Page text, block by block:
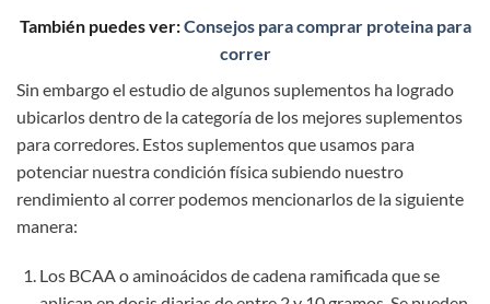
También puedes ver:Consejos para comprar proteina para
correr
Sin embargo el estudio de algunos suplementos ha logrado
ubicarlos dentro de la categoría de los mejores suplementos
para corredores. Estos suplementos que usamos para
potenciar nuestra condición física subiendo nuestro
rendimiento al correr podemos mencionarlos de la siguiente
manera:
Los BCAA o aminoácidos de cadena ramificada que se